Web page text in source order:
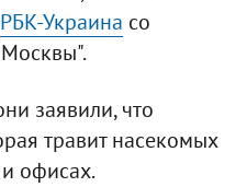
РБК-Украина со
заявили, что
травит насекомых
офисах.